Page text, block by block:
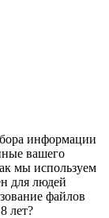
информации
вашего
мы используем
для людей
файлов
лет?